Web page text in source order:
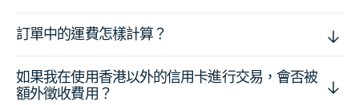
訂單中的運費怎樣計算？
如果我在使用香港以外的信用卡進行交易，會否被
額外徵收費用？